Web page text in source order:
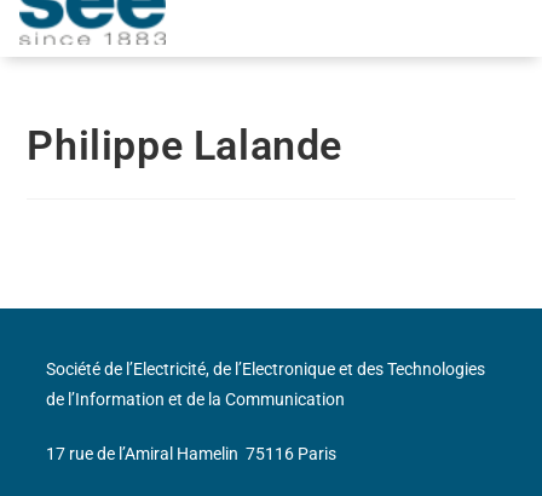
Philippe Lalande
Société de l’Electricité, de l’Electronique et des Technologies
de l’Information et de la Communication
17 rue de l’Amiral Hamelin 75116 Paris